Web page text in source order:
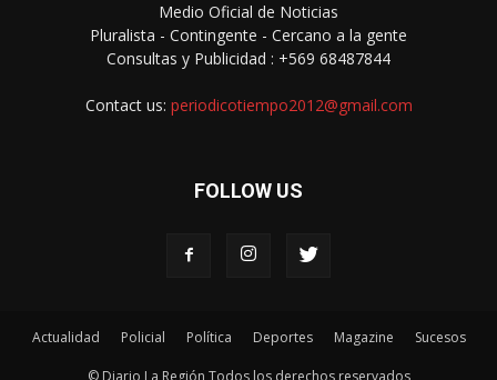
Medio Oficial de Noticias
Pluralista - Contingente - Cercano a la gente
Consultas y Publicidad : +569 68487844
Contact us: periodicotiempo2012@gmail.com
FOLLOW US
Actualidad Policial Política Deportes Magazine Sucesos
© Diario La Región Todos los derechos reservados